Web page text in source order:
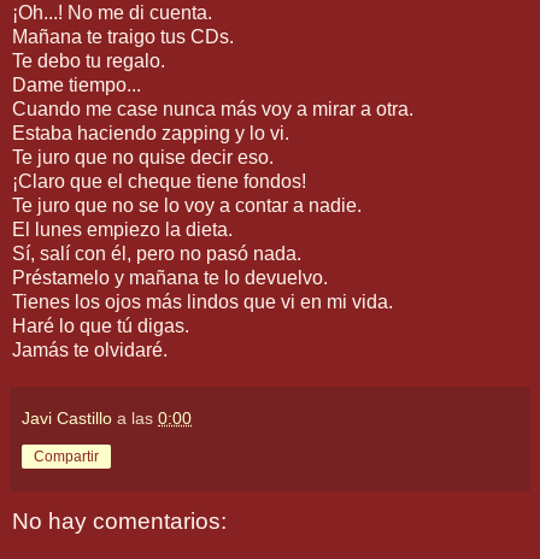
¡Oh...! No me di cuenta.
Mañana te traigo tus CDs.
Te debo tu regalo.
Dame tiempo...
Cuando me case nunca más voy a mirar a otra.
Estaba haciendo zapping y lo vi.
Te juro que no quise decir eso.
¡Claro que el cheque tiene fondos!
Te juro que no se lo voy a contar a nadie.
El lunes empiezo la dieta.
Sí, salí con él, pero no pasó nada.
Préstamelo y mañana te lo devuelvo.
Tienes los ojos más lindos que vi en mi vida.
Haré lo que tú digas.
Jamás te olvidaré.
Javi Castillo a las 0:00
Compartir
No hay comentarios: